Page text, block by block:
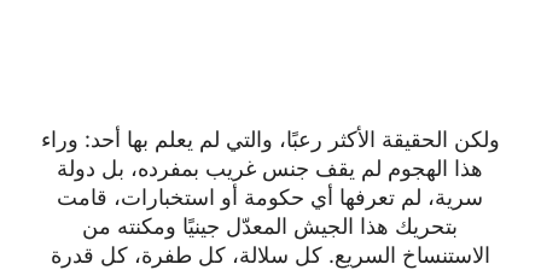
ولكن الحقيقة الأكثر رعبًا، والتي لم يعلم بها أحد: وراء
هذا الهجوم لم يقف جنس غريب بمفرده، بل دولة
سرية، لم تعرفها أي حكومة أو استخبارات، قامت
بتحريك هذا الجيش المعدّل جينيًا ومكنته من
الاستنساخ السريع. كل سلالة، كل طفرة، كل قدرة